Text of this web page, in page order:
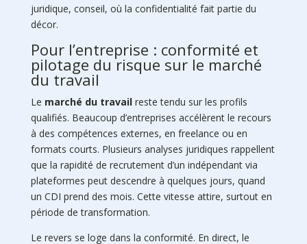
juridique, conseil, où la confidentialité fait partie du
décor.
Pour l’entreprise : conformité et
pilotage du risque sur le marché
du travail
Le marché du travailreste tendu sur les profils
qualifiés. Beaucoup d’entreprises accélèrent le recours
à des compétences externes, en freelance ou en
formats courts. Plusieurs analyses juridiques rappellent
que la rapidité de recrutement d’un indépendant via
plateformes peut descendre à quelques jours, quand
un CDI prend des mois. Cette vitesse attire, surtout en
période de transformation.
Le revers se loge dans la conformité. En direct, le